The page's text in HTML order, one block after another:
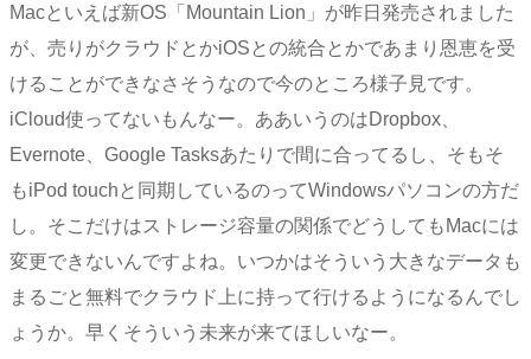
Macといえば新OS「Mountain Lion」が昨日発売されました
が、売りがクラウドとかiOSとの統合とかであまり恩恵を受
けることができなさそうなので今のところ様子見です。
iCloud使ってないもんなー。ああいうのはDropbox、
Evernote、Google Tasksあたりで間に合ってるし、そもそ
もiPod touchと同期しているのってWindowsパソコンの方だ
し。そこだけはストレージ容量の関係でどうしてもMacには
変更できないんですよね。いつかはそういう大きなデータも
まるごと無料でクラウド上に持って行けるようになるんでし
ょうか。早くそういう未来が来てほしいなー。